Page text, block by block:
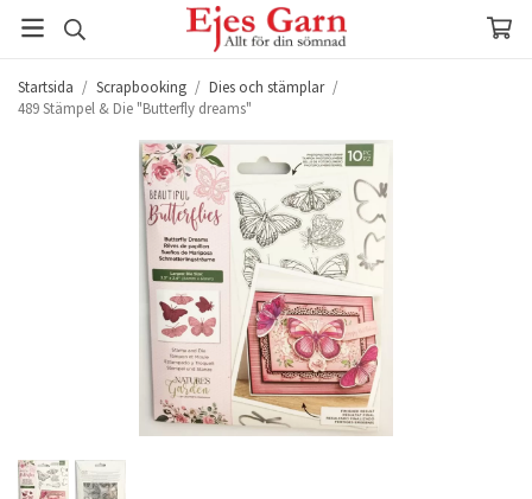
Startsida / Scrapbooking / Dies och stämplar /
489 Stämpel & Die "Butterfly dreams"